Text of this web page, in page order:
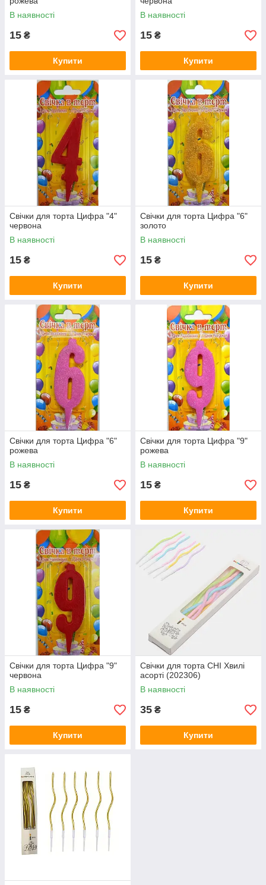
В наявності
15 ₴
Купити
В наявності
15 ₴
Купити
Свічки для торта Цифра "4"
червона
В наявності
15 ₴
Купити
Свічки для торта Цифра "6"
золото
В наявності
15 ₴
Купити
Свічки для торта Цифра "6"
рожева
В наявності
15 ₴
Купити
Свічки для торта Цифра "9"
рожева
В наявності
15 ₴
Купити
Свічки для торта Цифра "9"
червона
В наявності
15 ₴
Купити
Свічки для торта CHI Хвилі
асорті (202306)
В наявності
35 ₴
Купити